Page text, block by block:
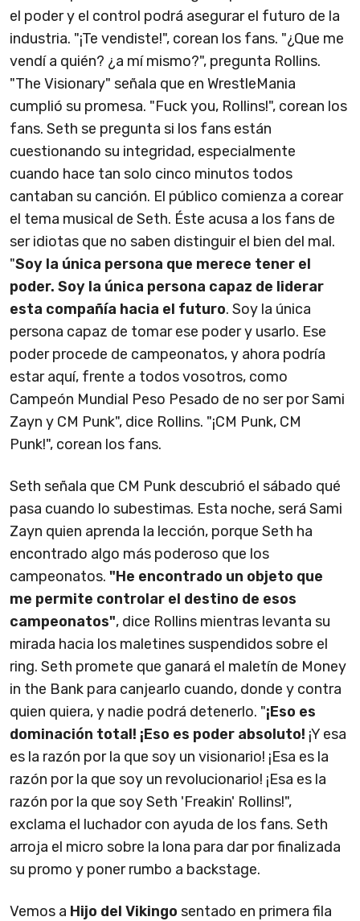
el poder y el control podrá asegurar el futuro de la
industria. "¡Te vendiste!", corean los fans. "¿Que me
vendí a quién? ¿a mí mismo?", pregunta Rollins.
"The Visionary" señala que en WrestleMania
cumplió su promesa. "Fuck you, Rollins!", corean los
fans. Seth se pregunta si los fans están
cuestionando su integridad, especialmente
cuando hace tan solo cinco minutos todos
cantaban su canción. El público comienza a corear
el tema musical de Seth. Éste acusa a los fans de
ser idiotas que no saben distinguir el bien del mal.
"Soy la única persona que merece tener el
poder. Soy la única persona capaz de liderar
esta compañía hacia el futuro. Soy la única
persona capaz de tomar ese poder y usarlo. Ese
poder procede de campeonatos, y ahora podría
estar aquí, frente a todos vosotros, como
Campeón Mundial Peso Pesado de no ser por Sami
Zayn y CM Punk", dice Rollins. "¡CM Punk, CM
Punk!", corean los fans.
Seth señala que CM Punk descubrió el sábado qué
pasa cuando lo subestimas. Esta noche, será Sami
Zayn quien aprenda la lección, porque Seth ha
encontrado algo más poderoso que los
campeonatos. "He encontrado un objeto que
me permite controlar el destino de esos
campeonatos", dice Rollins mientras levanta su
mirada hacia los maletines suspendidos sobre el
ring. Seth promete que ganará el maletín de Money
in the Bank para canjearlo cuando, donde y contra
quien quiera, y nadie podrá detenerlo. "¡Eso es
dominación total! ¡Eso es poder absoluto! ¡Y esa
es la razón por la que soy un visionario! ¡Esa es la
razón por la que soy un revolucionario! ¡Esa es la
razón por la que soy Seth 'Freakin' Rollins!",
exclama el luchador con ayuda de los fans. Seth
arroja el micro sobre la lona para dar por finalizada
su promo y poner rumbo a backstage.
Vemos a Hijo del Vikingo sentado en primera fila